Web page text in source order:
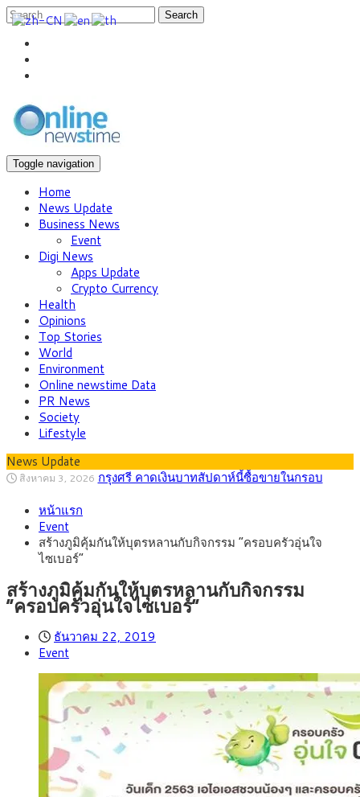
Search
Toggle navigation
Home
News Update
Business News
Event
Digi News
Apps Update
Crypto Currency
Health
Opinions
Top Stories
World
Environment
Online newstime Data
PR News
Society
Lifestyle
News Update
สิงหาคม 3, 2026 กรุงศรี คาดเงินบาทสัปดาห์นี้ซื้อขายในกรอบ
เดินหน้า 5 ยุทธศาสตร์ รื้อโครงสร้างเศรษฐกิจ ดันไทยโตเต็ม
ศักยภาพ
กรกฎาคม 27, 2026
ติดลายการ์ตูน กรมศุลกากร เตือนผู้ปกครองเฝ้าระวัง หลังยึดล็อต
ใหญ่จากเยอรมนี
กรกฎาคม 27, 2026
2569) ซื้อขายในกรอบ 33.40-34.00 มองเฟดคงดอกเบี้ย
สิงหาคม 5, 2026 ครม.ไฟเขียวหลักการ ร่าง พ.ร.ฎ. เปิดทาง รฟม.เดิน
หน้ารถไฟฟ้าสงขลา โมโนเรล 12.54 กม. เชื่อมเมืองหาดใหญ่
สิงหาคม 4, 2026
รายหัวเพียง 2,618 บาท เสนอทบทวนจัดสรรงบให้สอดคล้องภาระ
งานจริง
สิงหาคม 3, 2026 กรุงศรี คาดเงินบาทสัปดาห์นี้ซื้อขายในกรอบ
33.00-33.60 ติดตามข้อมูลจ้างงานสหรัฐฯ
หน้าแรก
Event
สร้างภูมิคุ้มกันให้บุตรหลานกับกิจกรรม “ครอบครัวอุ่นใจ
ไซเบอร์”
สร้างภูมิคุ้มกันให้บุตรหลานกับกิจกรรม
“ครอบครัวอุ่นใจไซเบอร์”
ธันวาคม 22, 2019
Event